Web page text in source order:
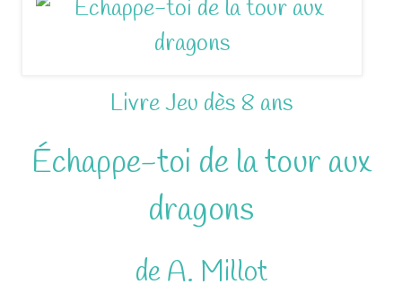
Livre Jeu dès 8 ans
Échappe-toi de la tour aux
dragons
de A. Millot